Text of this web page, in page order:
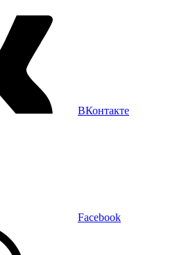
ВКонтакте
Facebook